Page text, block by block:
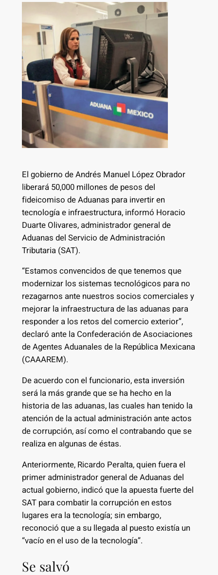
El gobierno de Andrés Manuel López Obrador
liberará 50,000 millones de pesos del
fideicomiso de Aduanas para invertir en
tecnología e infraestructura, informó Horacio
Duarte Olivares, administrador general de
Aduanas del Servicio de Administración
Tributaria (SAT).
“Estamos convencidos de que tenemos que
modernizar los sistemas tecnológicos para no
rezagarnos ante nuestros socios comerciales y
mejorar la infraestructura de las aduanas para
responder a los retos del comercio exterior”,
declaró ante la Confederación de Asociaciones
de Agentes Aduanales de la República Mexicana
(CAAAREM).
De acuerdo con el funcionario, esta inversión
será la más grande que se ha hecho en la
historia de las aduanas, las cuales han tenido la
atención de la actual administración ante actos
de corrupción, así como el contrabando que se
realiza en algunas de éstas.
Anteriormente, Ricardo Peralta, quien fuera el
primer administrador general de Aduanas del
actual gobierno, indicó que la apuesta fuerte del
SAT para combatir la corrupción en estos
lugares era la tecnología; sin embargo,
reconoció que a su llegada al puesto existía un
“vacío en el uso de la tecnología”.
Se salvó